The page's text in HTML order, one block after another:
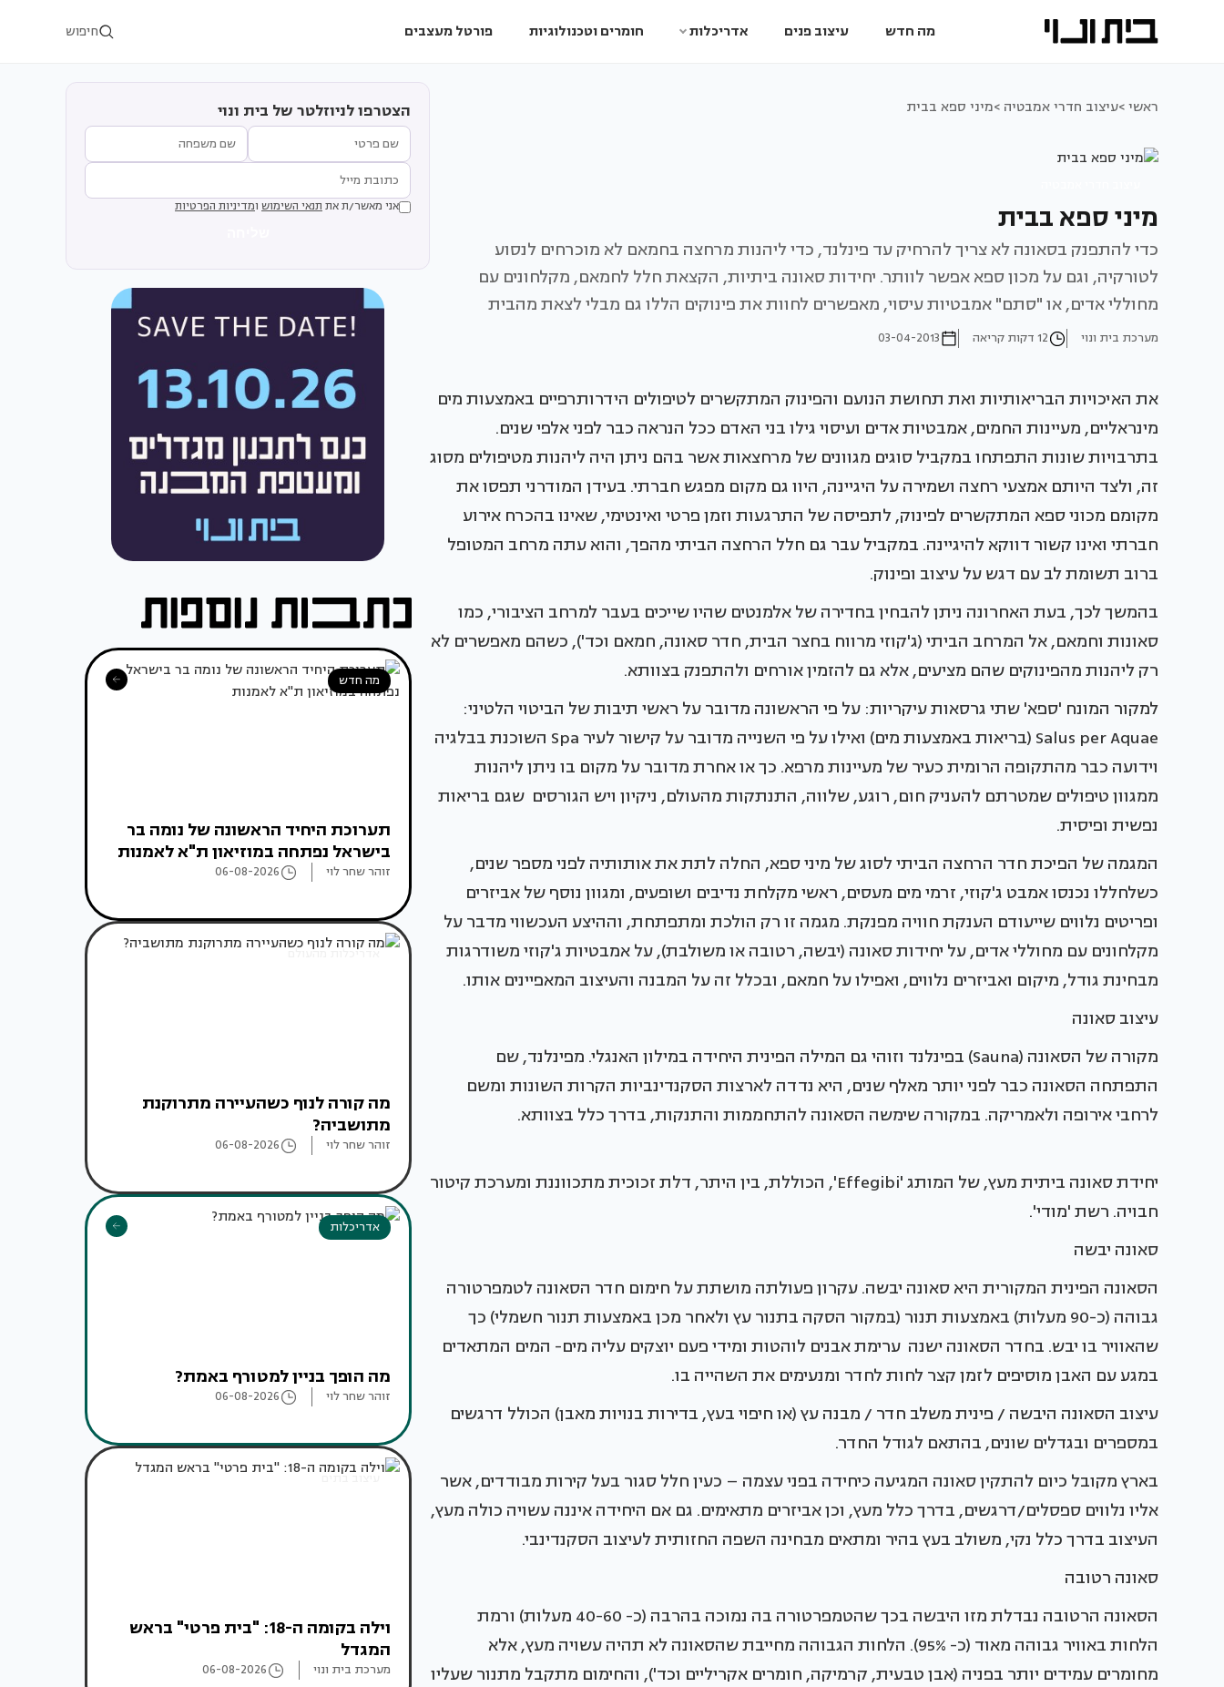
מה חדש עיצוב פנים אדריכלות חומרים וטכנולוגיות פורטל מעצבים חיפוש
ראשי >עיצוב חדרי אמבטיה >מיני ספא בבית
מיני ספא בבית
כדי להתפנק בסאונה לא צריך להרחיק עד פינלנד, כדי ליהנות מרחצה בחמאם לא מוכרחים לנסוע
לטורקיה, וגם על מכון ספא אפשר לוותר. יחידות סאונה ביתיות, הקצאת חלל לחמאם, מקלחונים עם
מחוללי אדים, או "סתם" אמבטיות עיסוי, מאפשרים לחוות את פינוקים הללו גם מבלי לצאת מהבית
מערכת בית ונוי 12 דקות קריאה 03-04-2013
את האיכויות הבריאותיות ואת תחושת הנועם והפינוק המתקשרים לטיפולים הידרותרפיים באמצעות מים
מינראליים, מעיינות החמים, אמבטיות אדים ועיסוי גילו בני האדם ככל הנראה כבר לפני אלפי שנים.
בתרבויות שונות התפתחו במקביל סוגים מגוונים של מרחצאות אשר בהם ניתן היה ליהנות מטיפולים מסוג
זה, ולצד היותם אמצעי רחצה ושמירה על היגיינה, היוו גם מקום מפגש חברתי. בעידן המודרני תפסו את
מקומם מכוני ספא המתקשרים לפינוק, לתפיסה של התרגעות וזמן פרטי ואינטימי, שאינו בהכרח אירוע
חברתי ואינו קשור דווקא להיגיינה. במקביל עבר גם חלל הרחצה הביתי מהפך, והוא עתה מרחב המטופל
ברוב תשומת לב עם דגש על עיצוב ופינוק.
בהמשך לכך, בעת האחרונה ניתן להבחין בחדירה של אלמנטים שהיו שייכים בעבר למרחב הציבורי, כמו
סאונות וחמאם, אל המרחב הביתי (ג'קוזי מרווח בחצר הבית, חדר סאונה, חמאם וכד'), כשהם מאפשרים לא
רק ליהנות מהפינוקים שהם מציעים, אלא גם להזמין אורחים ולהתפנק בצוותא.
למקור המונח 'ספא' שתי גרסאות עיקריות: על פי הראשונה מדובר על ראשי תיבות של הביטוי הלטיני:
Salus per Aquae (בריאות באמצעות מים) ואילו על פי השנייה מדובר על קישור לעיר Spa השוכנת בבלגיה
וידועה כבר מהתקופה הרומית כעיר של מעיינות מרפא. כך או אחרת מדובר על מקום בו ניתן ליהנות
ממגוון טיפולים שמטרתם להעניק חום, רוגע, שלווה, התנתקות מהעולם, ניקיון ויש הגורסים שגם בריאות
נפשית ופיסית.
המגמה של הפיכת חדר הרחצה הביתי לסוג של מיני ספא, החלה לתת את אותותיה לפני מספר שנים,
כשלחללו נכנסו אמבט ג'קוזי, זרמי מים מעסים, ראשי מקלחת נדיבים ושופעים, ומגוון נוסף של אביזרים
ופריטים נלווים שייעודם הענקת חוויה מפנקת. מגמה זו רק הולכת ומתפתחת, וההיצע העכשווי מדבר על
מקלחונים עם מחוללי אדים, על יחידות סאונה (יבשה, רטובה או משולבת), על אמבטיות ג'קוזי משודרגות
מבחינת גודל, מיקום ואביזרים נלווים, ואפילו על חמאם, ובכלל זה על המבנה והעיצוב המאפיינים אותו.
עיצוב סאונה
מקורה של הסאונה (Sauna) בפינלנד וזוהי גם המילה הפינית היחידה במילון האנגלי. מפינלנד, שם
התפתחה הסאונה כבר לפני יותר מאלף שנים, היא נדדה לארצות הסקנדינביות הקרות השונות ומשם
לרחבי אירופה ולאמריקה. במקורה שימשה הסאונה להתחממות והתנקות, בדרך כלל בצוותא.
יחידת סאונה ביתית מעץ, של המותג 'Effegibi', הכוללת, בין היתר, דלת זכוכית מתכווננת ומערכת קיטור
חבויה. רשת 'מודי'.
סאונה יבשה
הסאונה הפינית המקורית היא סאונה יבשה. עקרון פעולתה מושתת על חימום חדר הסאונה לטמפרטורה
גבוהה (כ-90 מעלות) באמצעות תנור (במקור הסקה בתנור עץ ולאחר מכן באמצעות תנור חשמלי) כך
שהאוויר בו יבש. בחדר הסאונה ישנה ערימת אבנים לוהטות ומידי פעם יוצקים עליה מים- המים המתאדים
במגע עם האבן מוסיפים לזמן קצר לחות לחדר ומנעימים את השהייה בו.
עיצוב הסאונה היבשה / פינית משלב חדר / מבנה עץ (או חיפוי בעץ, בדירות בנויות מאבן) הכולל דרגשים
במספרים ובגדלים שונים, בהתאם לגודל החדר.
בארץ מקובל כיום להתקין סאונה המגיעה כיחידה בפני עצמה – כעין חלל סגור בעל קירות מבודדים, אשר
אליו נלווים ספסלים/דרגשים, בדרך כלל מעץ, וכן אביזרים מתאימים. גם אם היחידה איננה עשויה כולה מעץ,
העיצוב בדרך כלל נקי, משולב בעץ בהיר ומתאים מבחינה השפה החזותית לעיצוב הסקנדינבי.
סאונה רטובה
הסאונה הרטובה נבדלת מזו היבשה בכך שהטמפרטורה בה נמוכה בהרבה (כ- 40-60 מעלות) ורמת
הלחות באוויר גבוהה מאוד (כ- 95%). הלחות הגבוהה מחייבת שהסאונה לא תהיה עשויה מעץ, אלא
מחומרים עמידים יותר בפניה (אבן טבעית, קרמיקה, חומרים אקריליים וכד'), והחימום מתקבל מתנור שעליו
הצטרפו לניוזלטר של בית ונוי
אני מאשר/ת את תנאי השימוש ומדיניות הפרטיות
מה חדש
תערוכת היחיד הראשונה של נומה בר
בישראל נפתחה במוזיאון ת"א לאמנות
זוהר שחר לוי 06-08-2026
אדריכלות מהעולם
מה קורה לנוף כשהעיירה מתרוקנת
מתושביה?
זוהר שחר לוי 06-08-2026
אדריכלות
מה הופך בניין למטורף באמת?
זוהר שחר לוי 06-08-2026
עיצוב בתים
וילה בקומה ה-18: "בית פרטי" בראש
המגדל
מערכת בית ונוי 06-08-2026